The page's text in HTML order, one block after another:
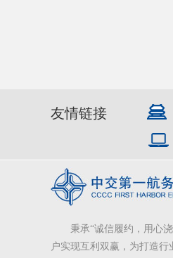
友情链接
秉承“诚信履约，用心
户实现互利双赢，为打造